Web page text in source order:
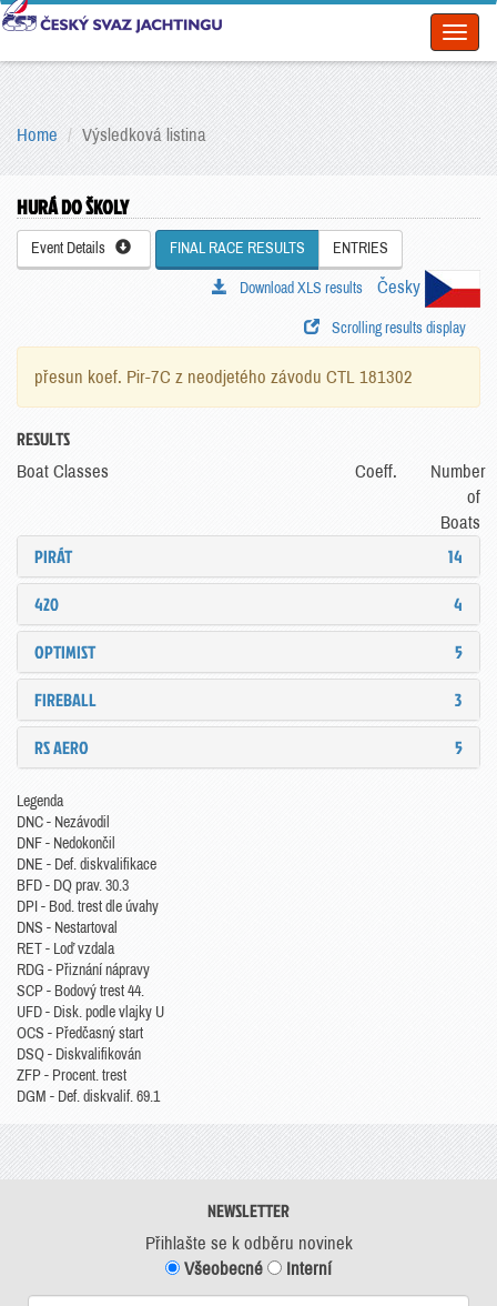
Home Výsledková listina
HURÁ DO ŠKOLY
Event Details FINAL RACE RESULTS ENTRIES
Česky
Download XLS results
Scrolling results display
přesun koef. Pir-7C z neodjetého závodu CTL 181302
RESULTS
Boat Classes Coeff.
Number
of
Boats
PIRÁT
14
420
4
OPTIMIST
5
FIREBALL
3
RS AERO
5
Legenda
DNC - Nezávodil
DNF - Nedokončil
DNE - Def. diskvalifikace
BFD - DQ prav. 30.3
DPI - Bod. trest dle úvahy
DNS - Nestartoval
RET - Loď vzdala
RDG - Přiznání nápravy
SCP - Bodový trest 44.
UFD - Disk. podle vlajky U
OCS - Předčasný start
DSQ - Diskvalifikován
ZFP - Procent. trest
DGM - Def. diskvalif. 69.1
NEWSLETTER
Přihlašte se k odběru novinek
Všeobecné
Interní